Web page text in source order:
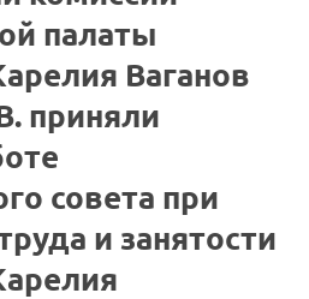
палаты
Ваганов
приняли
совета при
и занятости